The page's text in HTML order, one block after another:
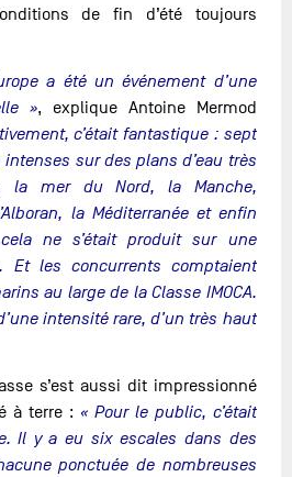
de fin d’été toujours
a été un événement d’une
», explique Antoine Mermod
c’était fantastique : sept
sur des plans d’eau très
la mer du Nord, la Manche,
la Méditerranée et enfin
ne s’était produit sur une
Et les concurrents comptaient
au large de la Classe IMOCA.
intensité rare, d’un très haut
s’est aussi dit impressionné
à terre : « Pour le public, c’était
Il y a eu six escales dans des
ponctuée de nombreuses